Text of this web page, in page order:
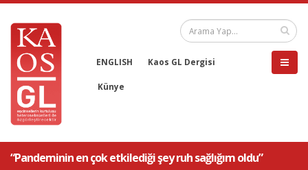
ENGLISH Kaos GL Dergisi
Künye
“Pandeminin en çok etkilediği şey ruh sağlığım oldu”